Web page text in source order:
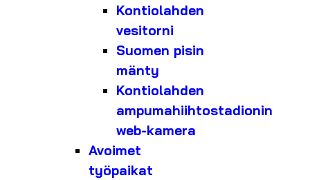
Kontiolahden
vesitorni
Suomen pisin
mänty
Kontiolahden
ampumahiihtostadionin
web-kamera
Avoimet
työpaikat